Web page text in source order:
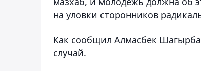
на уловки сторонников
Как сообщил Алмасбек
случай.